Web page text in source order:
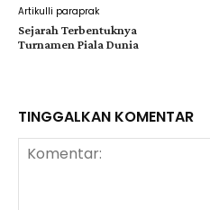
Artikulli paraprak
Sejarah Terbentuknya
Turnamen Piala Dunia
TINGGALKAN KOMENTAR